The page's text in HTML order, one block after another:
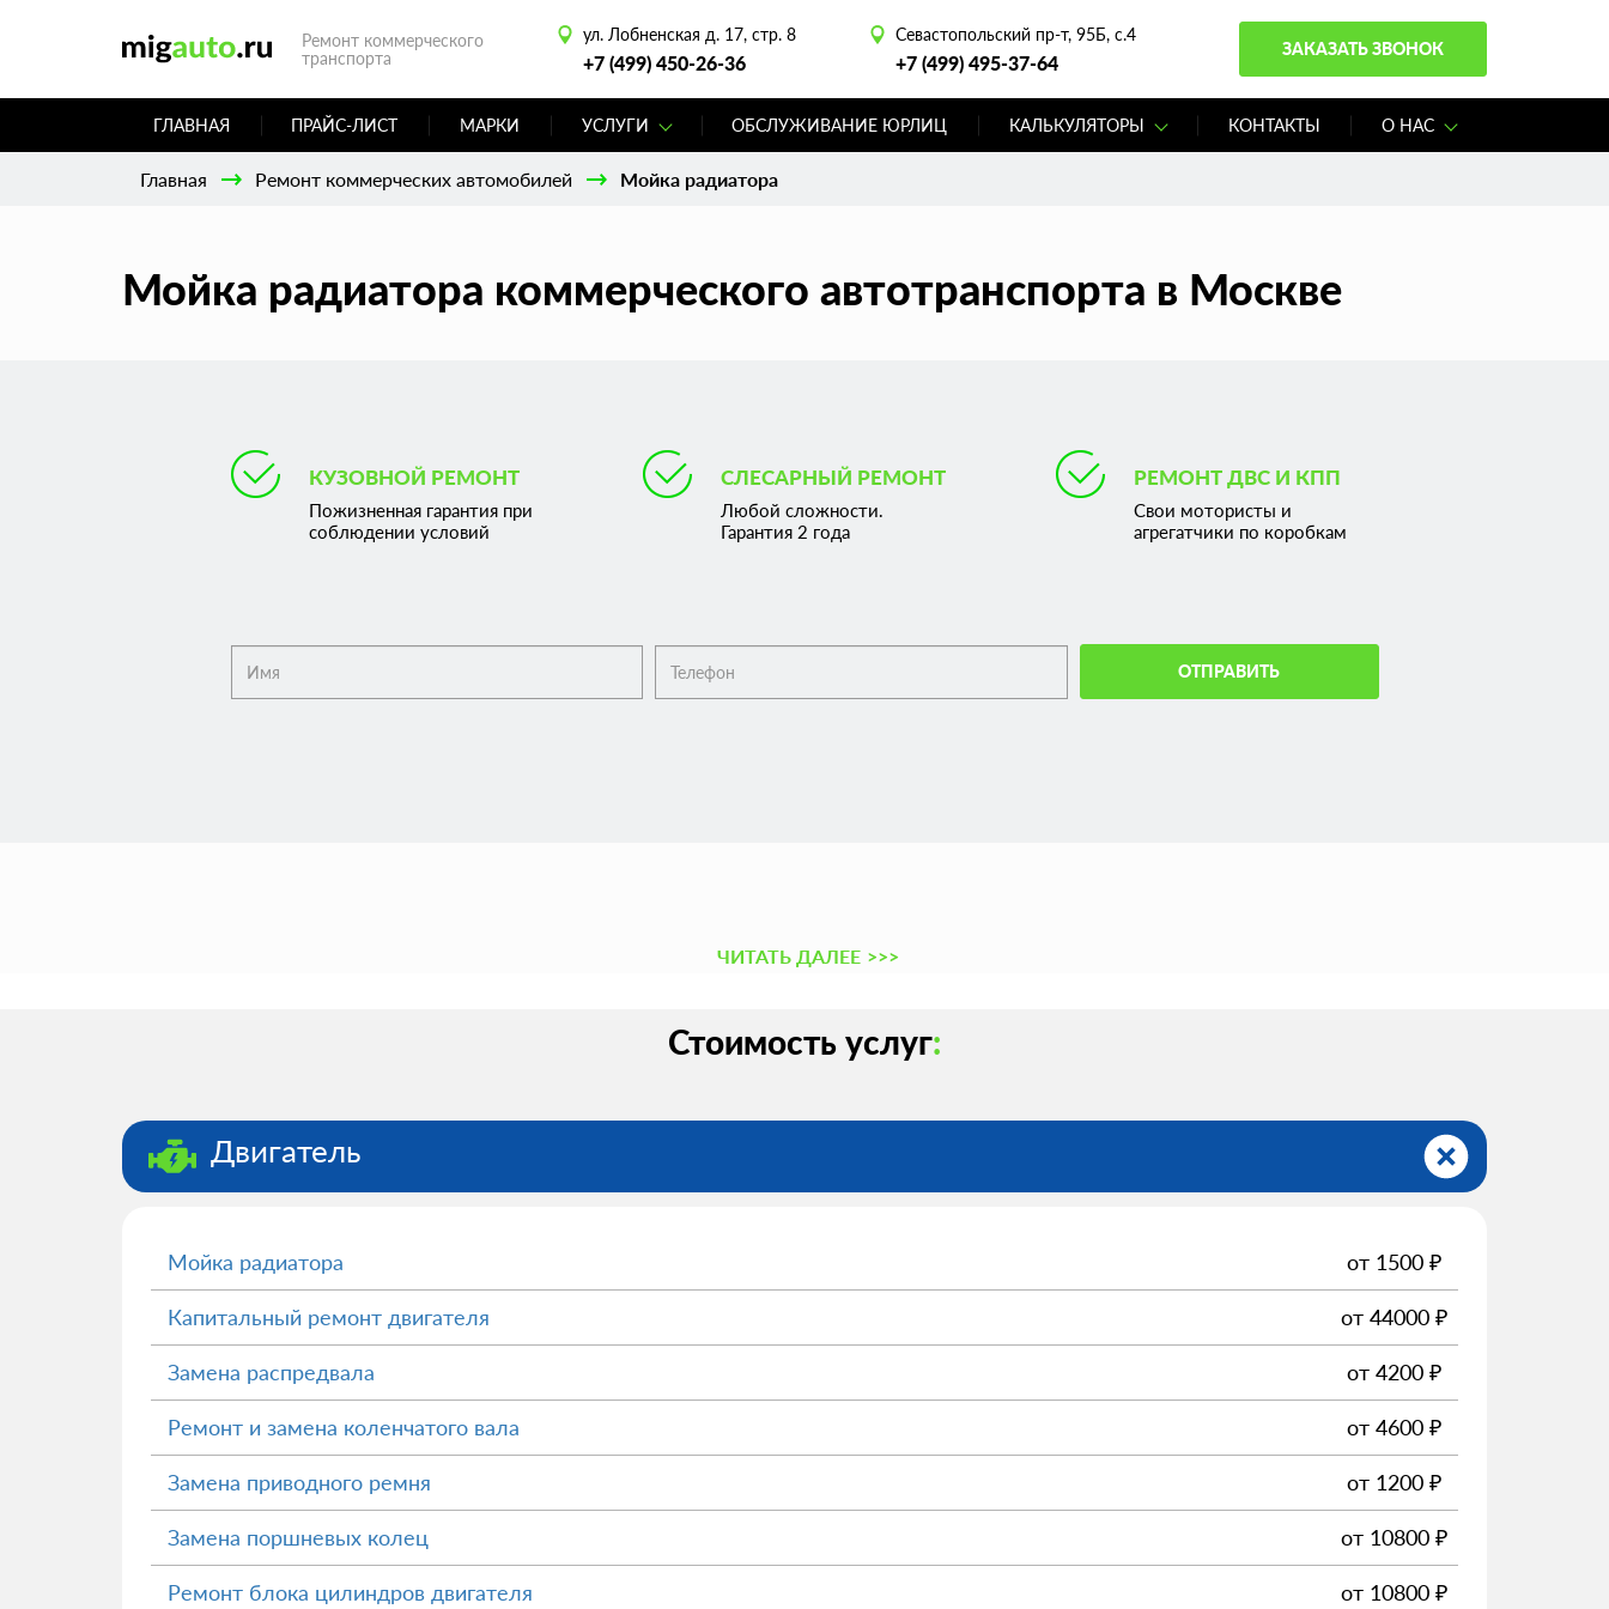
Ремонт коммерческого
транспорта
ул. Лобненская д. 17, стр. 8
+7 (499) 450-26-36
Севастопольский пр-т, 95Б, с.4
+7 (499) 495-37-64
ЗАКАЗАТЬ ЗВОНОК
ГЛАВНАЯ ПРАЙС-ЛИСТ МАРКИ УСЛУГИ ОБСЛУЖИВАНИЕ ЮРЛИЦ КАЛЬКУЛЯТОРЫ КОНТАКТЫ О НАС
Главная Ремонт коммерческих автомобилей Мойка радиатора
Мойка радиатора коммерческого автотранспорта в Москве
КУЗОВНОЙ РЕМОНТ
Пожизненная гарантия при
соблюдении условий
СЛЕСАРНЫЙ РЕМОНТ
Любой сложности.
Гарантия 2 года
РЕМОНТ ДВС И КПП
Свои мотористы и
агрегатчики по коробкам
ОТПРАВИТЬ
ЧИТАТЬ ДАЛЕЕ >>>
Стоимость услуг:
Двигатель
Мойка радиатора от 1500 ₽
Капитальный ремонт двигателя от 44000 ₽
Замена распредвала от 4200 ₽
Ремонт и замена коленчатого вала от 4600 ₽
Замена приводного ремня от 1200 ₽
Замена поршневых колец от 10800 ₽
Ремонт блока цилиндров двигателя от 10800 ₽